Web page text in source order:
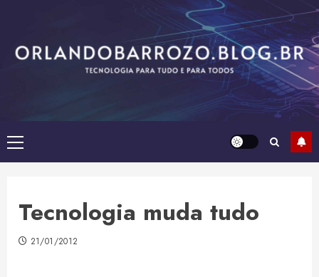
content
Primary
Menu
Tecnologia muda tudo
21/01/2012